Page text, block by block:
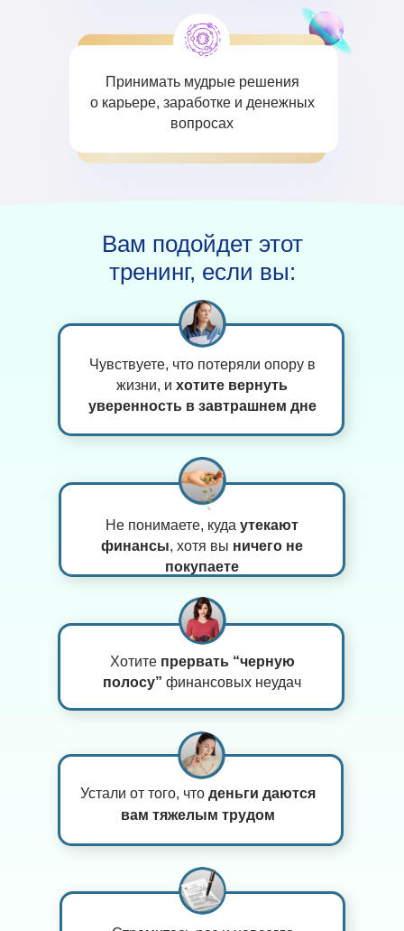
Принимать мудрые решения
о карьере, заработке и денежных
вопросах
Вам подойдет этот
тренинг, если вы:
Чувствуете, что потеряли опору в
жизни, и хотите вернуть
уверенность в завтрашнем дне
Хотитепрервать “черную
полосу” финансовых неудач
Не понимаете, куда утекают
финансы, хотя вы ничего не
покупаете
Устали от того, что деньги даются
вам тяжелым трудом